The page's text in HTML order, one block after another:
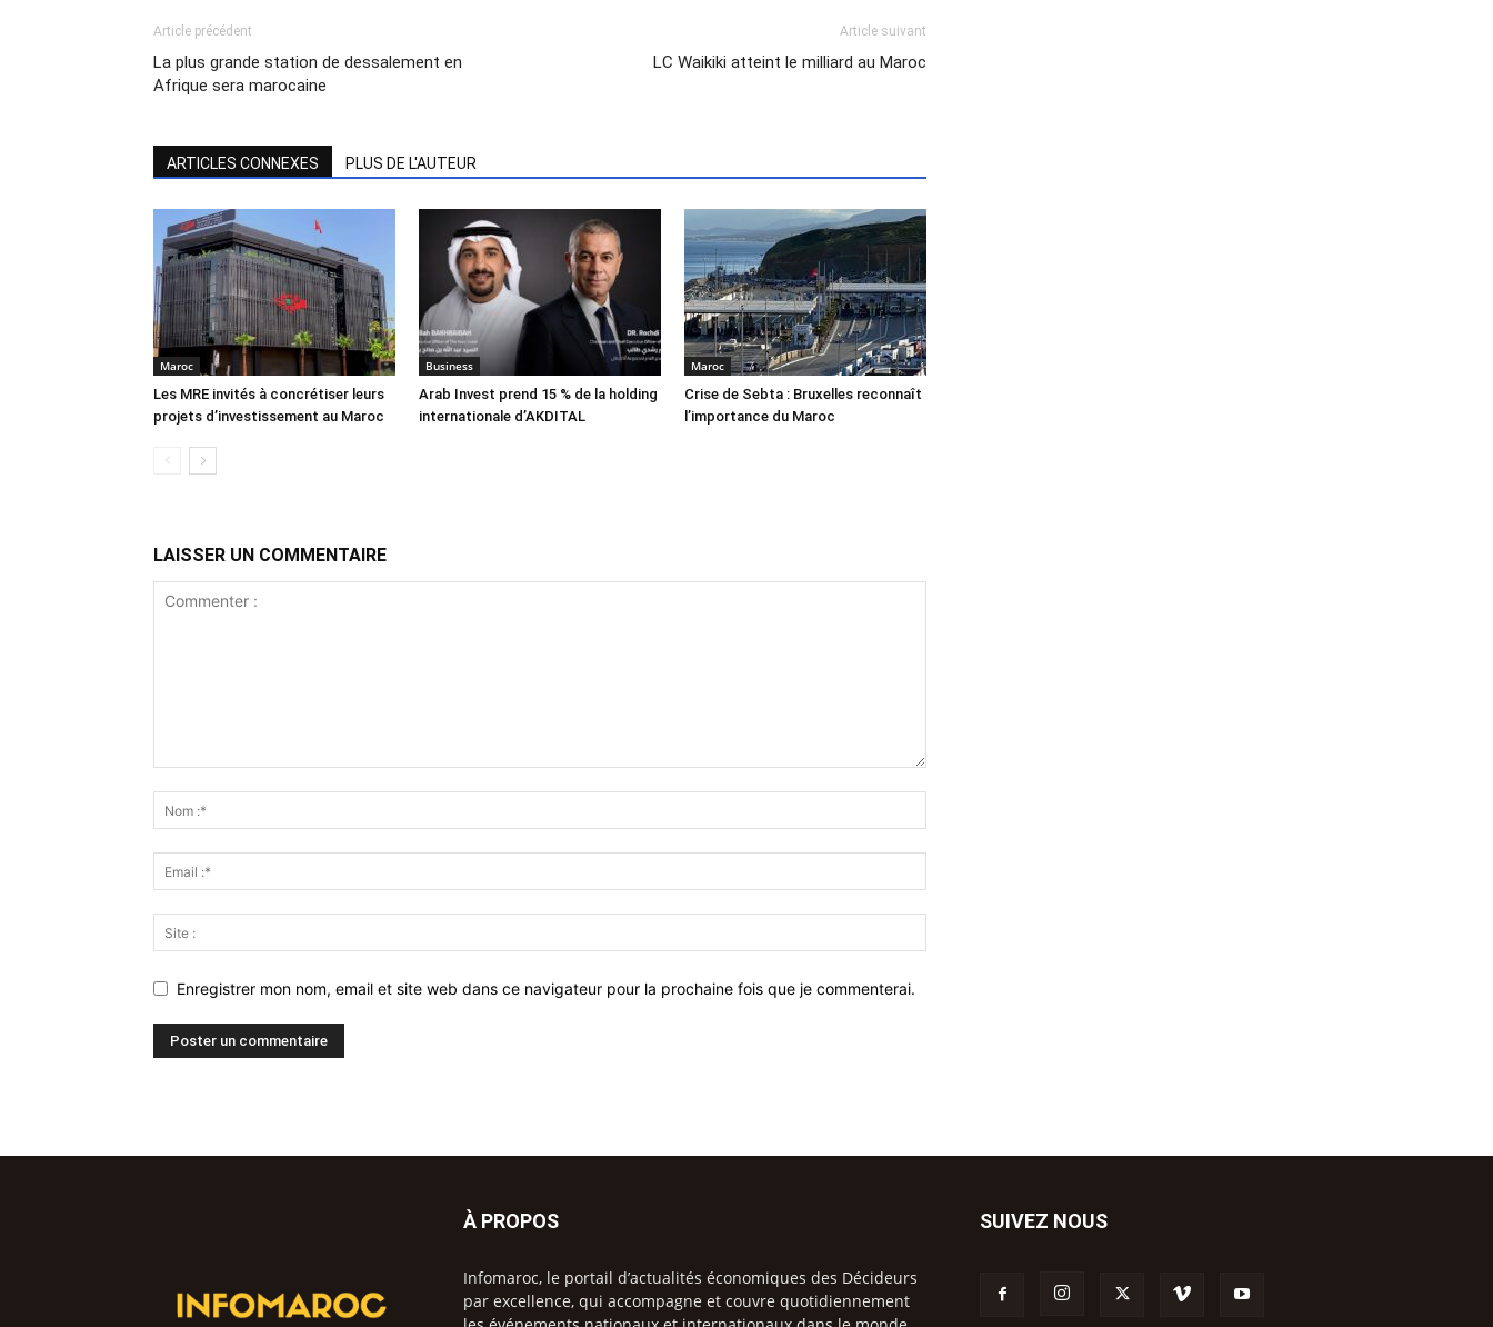
Article précédent
La plus grande station de dessalement en
Afrique sera marocaine
Article suivant
LC Waikiki atteint le milliard au Maroc
ARTICLES CONNEXES PLUS DE L'AUTEUR
Maroc
Les MRE invités à concrétiser leurs
projets d’investissement au Maroc
Business
Arab Invest prend 15 % de la holding
internationale d’AKDITAL
Maroc
Crise de Sebta : Bruxelles reconnaît
l’importance du Maroc
LAISSER UN COMMENTAIRE
Enregistrer mon nom, email et site web dans ce navigateur pour la prochaine fois que je commenterai.
À PROPOS
Infomaroc, le portail d’actualités économiques des Décideurs
par excellence, qui accompagne et couvre quotidiennement
SUIVEZ NOUS